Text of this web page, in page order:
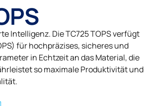
Intelligenz. Die TC725 TOPS verfügt
für hochpräzises, sicheres und
in Echtzeit an das Material, die
so maximale Produktivität und